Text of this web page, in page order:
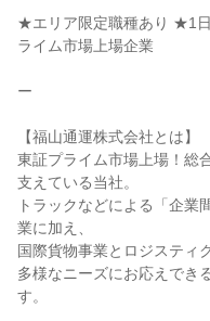
★エリア限定職種あり ★1
ライム市場上場企業
ー
【福山通運株式会社とは】
東証プライム市場上場！総
支えている当社。
トラックなどによる「企業
業に加え、
国際貨物事業とロジスティ
多様なニーズにお応えでき
す。